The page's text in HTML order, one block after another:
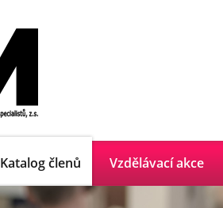
Katalog členů Vzdělávací akce